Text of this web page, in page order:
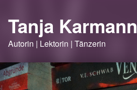
Tanja Karmann
Autorin | Lektorin | Tänzerin